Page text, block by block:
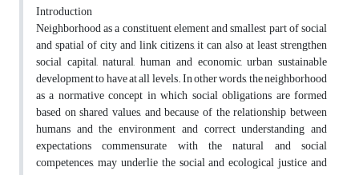
Introduction
Neighborhood as a constituent element and smallest part of social
and spatial of city and ‎link citizens, it can also at least strengthen
social capital, natural, human and economic, ‎urban sustainable
development to have at all levels‏.‏‎ In other words, the neighborhood
as a ‎normative concept in which social obligations are formed
based on shared values, and ‎because of the relationship between
humans and the environment and correct ‎understanding and
expectations commensurate with the natural and social
competences, ‎may underlie the social and ecological justice and